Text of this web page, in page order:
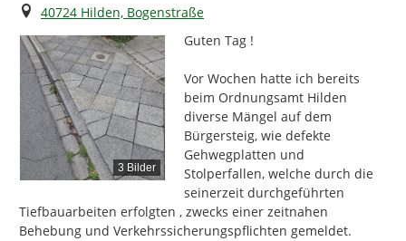
Ort
40724 Hilden, Bogenstraße
3 Bilder
Guten Tag !
Vor Wochen hatte ich bereits
beim Ordnungsamt Hilden
diverse Mängel auf dem
Bürgersteig, wie defekte
Gehwegplatten und
Stolperfallen, welche durch die
seinerzeit durchgeführten
Tiefbauarbeiten erfolgten , zwecks einer zeitnahen
Behebung und Verkehrssicherungspflichten gemeldet.